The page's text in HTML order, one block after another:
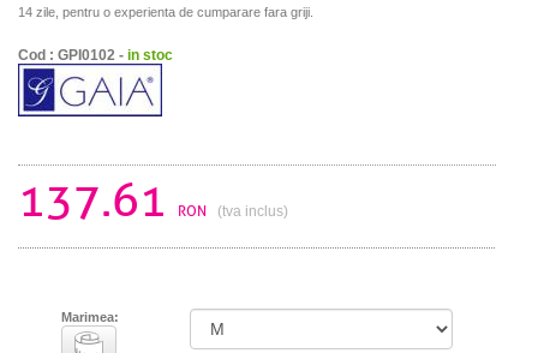
14 zile, pentru o experienta de cumparare fara griji.
Cod : GPI0102 - in stoc
137.61 RON (tva inclus)
Marimea: